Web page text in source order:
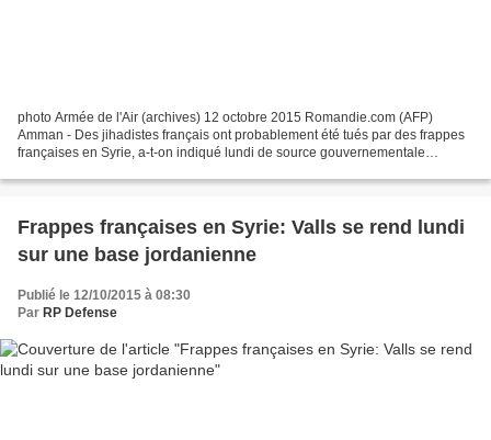
photo Armée de l'Air (archives) 12 octobre 2015 Romandie.com (AFP)
Amman - Des jihadistes français ont probablement été tués par des frappes
françaises en Syrie, a-t-on indiqué lundi de source gouvernementale
Frappes françaises en Syrie: Valls se rend lundi
sur une base jordanienne
Publié le 12/10/2015 à 08:30
Par RP Defense